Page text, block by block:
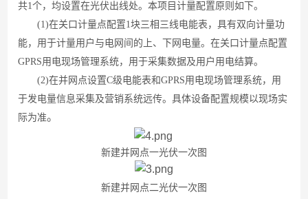
共1个，均设置在光伏出线处。本项目计量配置原则如下。
(1)在关口计量点配置1块三相三线电能表，具有双向计量功
能，用于计量用户与电网间的上、下网电量。在关口计量点配置
GPRS用电现场管理系统，用于采集数据及用户用电结算。
(2)在并网点设置C级电能表和GPRS用电现场管理系统，用
于发电量信息采集及营销系统远传。具体设备配置规模以现场实
际为准。
新建并网点一光伏一次图
新建并网点二光伏一次图